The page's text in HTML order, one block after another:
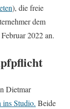
), die freie
dem
2022 an.
Dietmar
ins Studio. Beide